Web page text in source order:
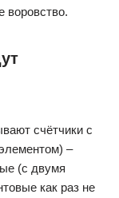
воровство.
счётчики с
–
(с двумя
как раз не